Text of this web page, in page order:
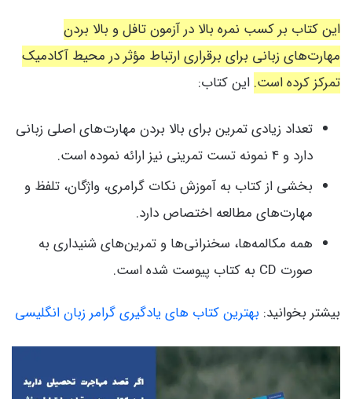
این کتاب بر کسب نمره بالا در آزمون تافل و بالا بردن
مهارت‌های زبانی برای برقراری ارتباط مؤثر در محیط آکادمیک
تمرکز کرده است. این کتاب:
تعداد زیادی تمرین برای بالا بردن مهارت‌های اصلی زبانی
دارد و 4 نمونه تست تمرینی نیز ارائه نموده است.
بخشی از کتاب به آموزش نکات گرامری، واژگان، تلفظ و
مهارت‌های مطالعه اختصاص دارد.
همه مکالمه‌ها، سخنرانی‌ها و تمرین‌های شنیداری به
صورت CD به کتاب پیوست شده است.
بیشتر بخوانید: بهترین کتاب های یادگیری گرامر زبان انگلیسی